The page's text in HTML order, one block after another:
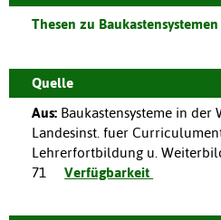
Thesen zu
Quelle
Aus: Baukastensysteme in der
Landesinst. fuer
Lehrerfortbildung u.
71
Verfügbarkeit